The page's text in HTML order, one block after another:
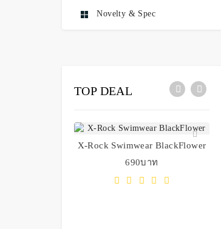
Novelty & Spec
TOP DEAL
X-Rock Swimwear BlackFlower
690บาท